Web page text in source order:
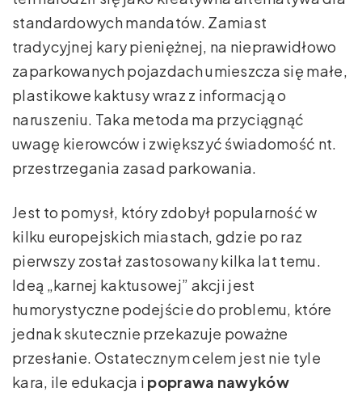
standardowych mandatów. Zamiast
tradycyjnej kary pieniężnej, na nieprawidłowo
zaparkowanych pojazdach umieszcza się małe,
plastikowe kaktusy wraz z informacją o
naruszeniu. Taka metoda ma przyciągnąć
uwagę kierowców i zwiększyć świadomość nt.
przestrzegania zasad parkowania.
Jest to pomysł, który zdobył popularność w
kilku europejskich miastach, gdzie po raz
pierwszy został zastosowany kilka lat temu.
Ideą „karnej kaktusowej” akcji jest
humorystyczne podejście do problemu, które
jednak skutecznie przekazuje poważne
przesłanie. Ostatecznym celem jest nie tyle
kara, ile edukacja i poprawa nawyków